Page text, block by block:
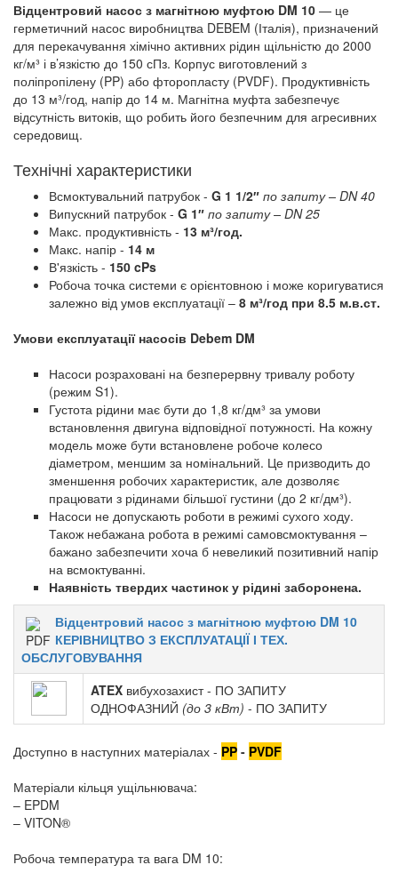
Відцентровий насос з магнітною муфтою DM 10 — це
герметичний насос виробництва DEBEM (Італія), призначений
для перекачування хімічно активних рідин щільністю до 2000
кг/м³ і в’язкістю до 150 сПз. Корпус виготовлений з
поліпропілену (PP) або фторопласту (PVDF). Продуктивність
до 13 м³/год, напір до 14 м. Магнітна муфта забезпечує
відсутність витоків, що робить його безпечним для агресивних
середовищ.
Технічні характеристики
Всмоктувальний патрубок - G 1 1/2″ по запиту– DN 40
Випускний патрубок - G 1″ по запиту – DN 25
Макс. продуктивність - 13 м³/год.
Макс. напір - 14 м
В'язкість - 150 cPs
Робоча точка системи є орієнтовною і може коригуватися
залежно від умов експлуатації – 8 м³/год при 8.5 м.в.ст.
Умови експлуатації насосів Debem DM
Насоси розраховані на безперервну тривалу роботу
(режим S1).
Густота рідини має бути до 1,8 кг/дм³ за умови
встановлення двигуна відповідної потужності. На кожну
модель може бути встановлене робоче колесо
діаметром, меншим за номінальний. Це призводить до
зменшення робочих характеристик, але дозволяє
працювати з рідинами більшої густини (до 2 кг/дм³).
Насоси не допускають роботи в режимі сухого ходу.
Також небажана робота в режимі самовсмоктування –
бажано забезпечити хоча б невеликий позитивний напір
на всмоктуванні.
Наявність твердих частинок у рідині заборонена.
Відцентровий насос з магнітною муфтою DM 10
КЕРІВНИЦТВО З ЕКСПЛУАТАЦІЇ І ТЕХ.
ОБСЛУГОВУВАННЯ
ATEX вибухозахист - ПО ЗАПИТУ
ОДНОФАЗНИЙ (до 3 кВт) - ПО ЗАПИТУ
Доступно в наступних матеріалах - PP - PVDF
Матеріали кільця ущільнювача:
– EPDM
– VITON®
Робоча температура та вага DM 10: